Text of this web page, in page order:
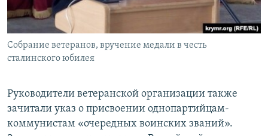
Собрание ветеранов, вручение медали в честь
сталинского юбилея
​Руководители ветеранской организации также
зачитали указ о присвоении однопартийцам-
коммунистам «очередных воинских званий».